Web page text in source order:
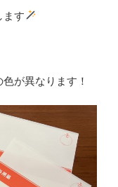
ます
が異なります！